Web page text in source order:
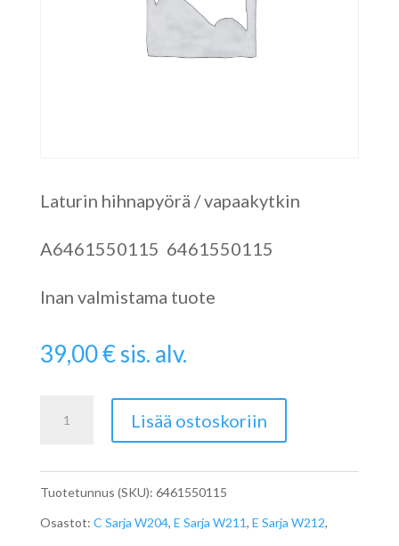
Laturin hihnapyörä / vapaakytkin
A6461550115 6461550115
Inan valmistama tuote
39,00€sis. alv.
hihnapyörä
vapaakytkin
määrä
Lisää ostoskoriin
Tuotetunnus (SKU): 6461550115
Osastot: C Sarja W204, E Sarja W211, E Sarja W212,